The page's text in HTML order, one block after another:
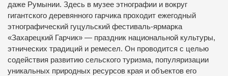
даже Румынии. Здесь в музее этнографии и вокруг
гигантского деревянного гарчика проходит ежегодный
этнографический гуцульский фестиваль-ярмарка
«Захарецкий Гарчик» — праздник национальной культуры,
этнических традиций и ремесел. Он проводится с целью
содействия развитию сельского туризма, популяризации
уникальных природных ресурсов края и объектов его